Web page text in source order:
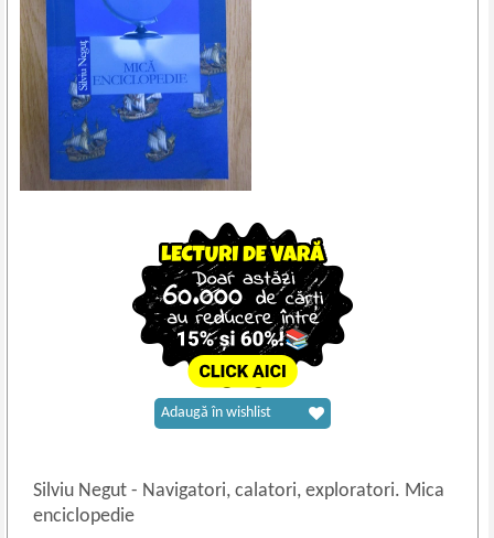
Silviu Negut- Navigatori, calatori, exploratori. Mica
enciclopedie
Adaugă în wishlist